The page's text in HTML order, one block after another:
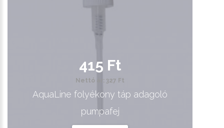
415 Ft
Nettó ár: 327 Ft
AquaLine folyékony táp adagoló
pumpafej